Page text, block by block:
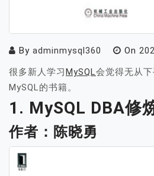
By adminmysql360 On
很多新人学习MySQL会觉得无从
MySQL的书籍。
1. MySQL DBA修
作者：陈晓勇